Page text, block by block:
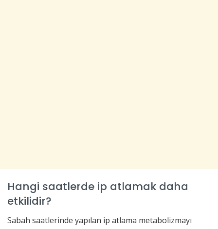
Hangi saatlerde ip atlamak daha
etkilidir?
Sabah saatlerinde yapılan ip atlama metabolizmayı